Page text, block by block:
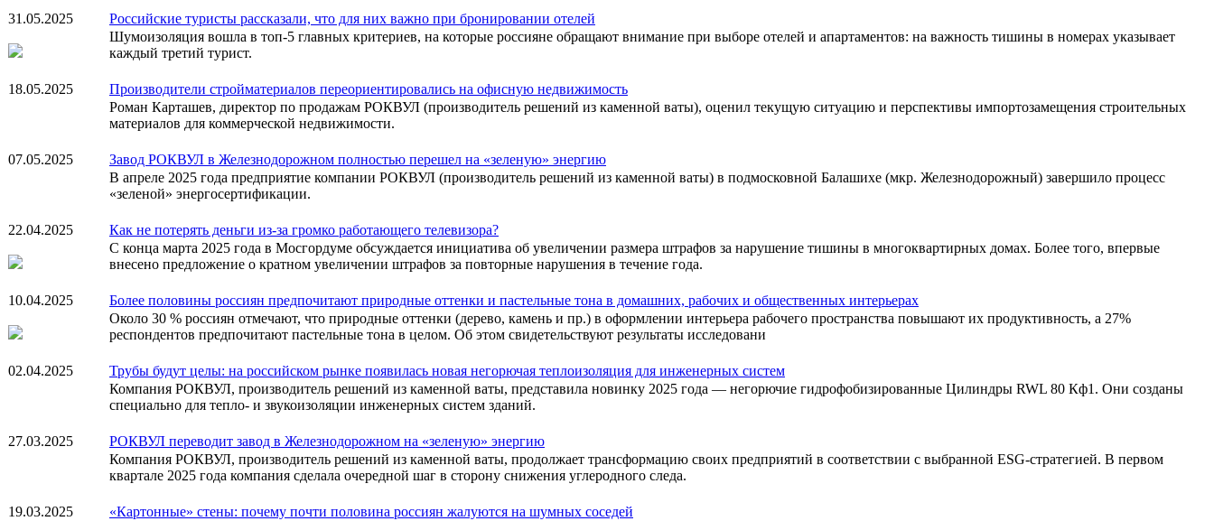
31.05.2025
Российские туристы рассказали, что для них важно при бронировании отелей
Шумоизоляция вошла в топ-5 главных критериев, на которые россияне обращают внимание при выборе отелей и апартаментов: на важность тишины в номерах указывает
каждый третий турист.
18.05.2025
Производители стройматериалов переориентировались на офисную недвижимость
Роман Карташев, директор по продажам РОКВУЛ (производитель решений из каменной ваты), оценил текущую ситуацию и перспективы импортозамещения строительных
материалов для коммерческой недвижимости.
07.05.2025
Завод РОКВУЛ в Железнодорожном полностью перешел на «зеленую» энергию
В апреле 2025 года предприятие компании РОКВУЛ (производитель решений из каменной ваты) в подмосковной Балашихе (мкр. Железнодорожный) завершило процесс
«зеленой» энергосертификации.
22.04.2025
Как не потерять деньги из-за громко работающего телевизора?
С конца марта 2025 года в Мосгордуме обсуждается инициатива об увеличении размера штрафов за нарушение тишины в многоквартирных домах. Более того, впервые
внесено предложение о кратном увеличении штрафов за повторные нарушения в течение года.
10.04.2025
Более половины россиян предпочитают природные оттенки и пастельные тона в домашних, рабочих и общественных интерьерах
Около 30 % россиян отмечают, что природные оттенки (дерево, камень и пр.) в оформлении интерьера рабочего пространства повышают их продуктивность, а 27%
респондентов предпочитают пастельные тона в целом. Об этом свидетельствуют результаты исследовани
02.04.2025
Трубы будут целы: на российском рынке появилась новая негорючая теплоизоляция для инженерных систем
Компания РОКВУЛ, производитель решений из каменной ваты, представила новинку 2025 года — негорючие гидрофобизированные Цилиндры RWL 80 Кф1. Они созданы
специально для тепло- и звукоизоляции инженерных систем зданий.
27.03.2025
РОКВУЛ переводит завод в Железнодорожном на «зеленую» энергию
Компания РОКВУЛ, производитель решений из каменной ваты, продолжает трансформацию своих предприятий в соответствии с выбранной ESG-стратегией. В первом
квартале 2025 года компания сделала очередной шаг в сторону снижения углеродного следа.
19.03.2025
«Картонные» стены: почему почти половина россиян жалуются на шумных соседей